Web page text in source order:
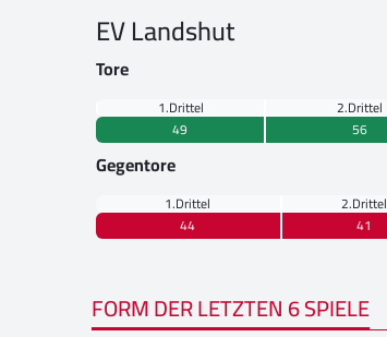
EV Landshut
Tore
1.Drittel 2.Drittel
49
56
Gegentore
1.Drittel 2.Drittel
44
41
FORM DER LETZTEN 6 SPIELE